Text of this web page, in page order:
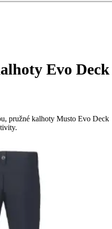
Evo Deck
pružné kalhoty Musto Evo Deck